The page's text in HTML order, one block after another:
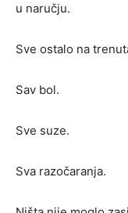
u naručju.
Sve ostalo na
Sav bol.
Sve suze.
Sva razočaranja.